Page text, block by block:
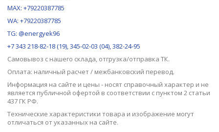
MAX: +79220387785
WA: +79220387785
TG: @energyek96
+7 343 218-82-18 (19), 345-02-03 (04), 382-24-95
Самовывоз с нашего склада, отгрузка/отправка ТК.
Оплата: наличный расчет / межбанковский перевод.
Информация на сайте и цены - носят справочный характер и не
является публичной офертой в соответствии с пунктом 2 статьи
437 ГК РФ.
Технические характеристики товара и изображение могут
отличаться от указанных на сайте.